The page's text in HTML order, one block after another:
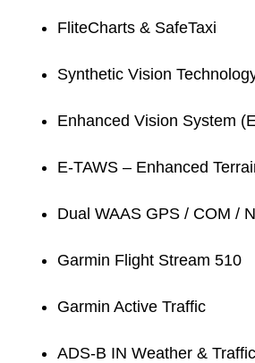
FliteCharts & SafeTaxi
Synthetic Vision
Enhanced Vision System
E-TAWS – Enhanced
Dual WAAS GPS / COM /
Garmin Flight Stream 510
Garmin Active Traffic
ADS-B IN Weather & Traffic